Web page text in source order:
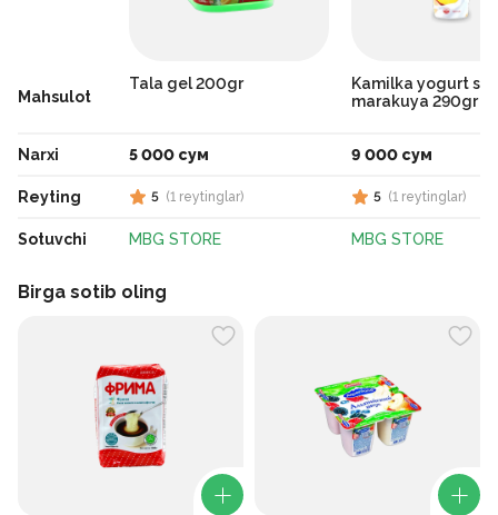
Mahsulot
Narxi
Reyting
Sotuvchi
Tala gel 200gr
5 000 сум
5 (1 reytinglar)
MBG STORE
Kamilka yogurt
marakuya 290gr
9 000 сум
5 (1 reytinglar)
MBG STORE
Birga sotib oling